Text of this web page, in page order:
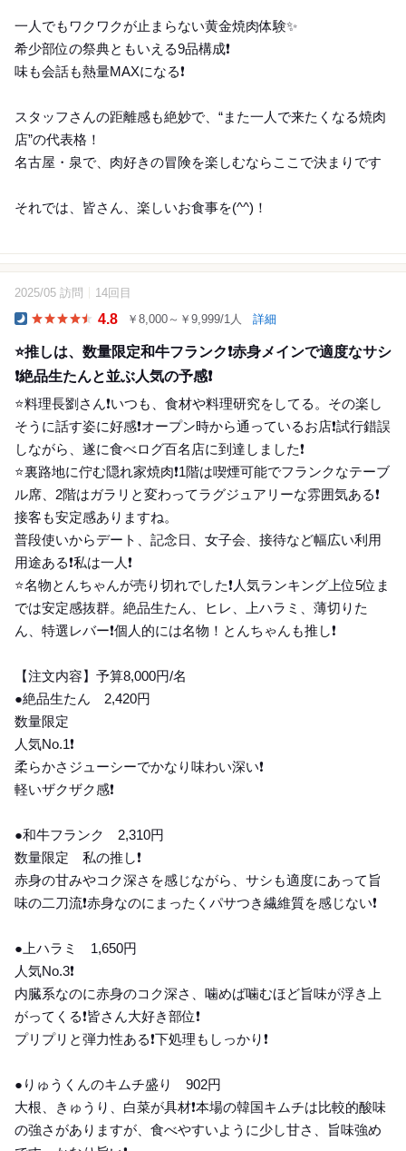
一人でもワクワクが止まらない黄金焼肉体験✨
希少部位の祭典ともいえる9品構成❗️
味も会話も熱量MAXになる❗️
スタッフさんの距離感も絶妙で、“また一人で来たくなる焼肉
店”の代表格！
名古屋・泉で、肉好きの冒険を楽しむならここで決まりです
それでは、皆さん、楽しいお食事を(^^)！
24
2025/05 訪問 14回目
4.8 ￥8,000～￥9,999/1人 詳細
⭐️推しは、数量限定和牛フランク❗️赤身メインで適度なサシ
❗️絶品生たんと並ぶ人気の予感❗️
⭐️料理長劉さん❗️いつも、食材や料理研究をしてる。その楽し
そうに話す姿に好感❗️オープン時から通っているお店❗️試行錯誤
しながら、遂に食べログ百名店に到達しました❗️
⭐️裏路地に佇む隠れ家焼肉❗️1階は喫煙可能でフランクなテーブ
ル席、2階はガラリと変わってラグジュアリーな雰囲気ある❗️
接客も安定感ありますね。
普段使いからデート、記念日、女子会、接待など幅広い利用
用途ある❗️私は一人❗️
⭐️名物とんちゃんが売り切れでした❗️人気ランキング上位5位ま
では安定感抜群。絶品生たん、ヒレ、上ハラミ、薄切りた
ん、特選レバー❗️個人的には名物！とんちゃんも推し❗️
【注文内容】予算8,000円/名
●絶品生たん 2,420円
数量限定
人気No.1❗️
柔らかさジューシーでかなり味わい深い❗️
軽いザクザク感❗️
●和牛フランク 2,310円
数量限定 私の推し❗️
赤身の甘みやコク深さを感じながら、サシも適度にあって旨
味の二刀流❗️赤身なのにまったくパサつき繊維質を感じない❗️
●上ハラミ 1,650円
人気No.3❗️
内臓系なのに赤身のコク深さ、噛めば噛むほど旨味が浮き上
がってくる❗️皆さん大好き部位❗️
プリプリと弾力性ある❗️下処理もしっかり❗️
●りゅうくんのキムチ盛り 902円
大根、きゅうり、白菜が具材❗️本場の韓国キムチは比較的酸味
の強さがありますが、食べやすいように少し甘さ、旨味強め